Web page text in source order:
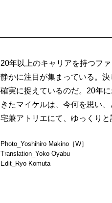
20年以上のキャリアを持つフ
静かに注目が集まっている。
確実に捉えているのだ。20年
きたマイケルは、今何を思い
宅兼アトリエにて、ゆっくり
Photo_Yoshihiro Makino［W］
Translation_Yoko Oyabu
Edit_Ryo Komuta